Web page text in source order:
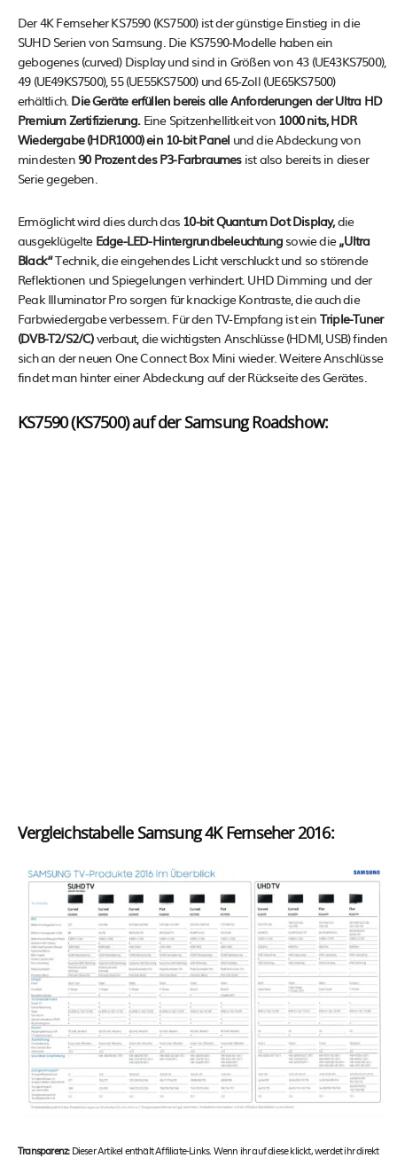
Der 4K Fernseher KS7590 (KS7500) ist der günstige Einstieg in die
SUHD Serien von Samsung. Die KS7590-Modelle haben ein
gebogenes (curved) Display und sind in Größen von 43 (UE43KS7500),
49 (UE49KS7500), 55 (UE55KS7500) und 65-Zoll (UE65KS7500)
erhältlich. Die Geräte erfüllen bereis alle Anforderungen der Ultra HD
Premium Zertifizierung.Eine Spitzenhellitkeit von 1000 nits, HDR
Wiedergabe (HDR1000) ein 10-bit Panel und die Abdeckung von
mindesten 90 Prozent des P3-Farbraumesist also bereits in dieser
Serie gegeben.
Ermöglicht wird dies durch das 10-bit Quantum Dot Display,die
ausgeklügelte Edge-LED-Hintergrundbeleuchtung sowie die„Ultra
Black“Technik, die eingehendes Licht verschluckt und so störende
Reflektionen und Spiegelungen verhindert. UHD Dimming und der
Peak Illuminator Pro sorgen für knackige Kontraste, die auch die
Farbwiedergabe verbessern. Für den TV-Empfang ist ein Triple-Tuner
(DVB-T2/S2/C)verbaut, die wichtigsten Anschlüsse (HDMI, USB) finden
sich an der neuen One Connect Box Mini wieder. Weitere Anschlüsse
findet man hinter einer Abdeckung auf der Rückseite des Gerätes.
KS7590 (KS7500) auf der Samsung Roadshow:
Vergleichstabelle Samsung 4K Fernseher 2016:
Transparenz:Dieser Artikel enthält Affiliate-Links. Wenn ihr auf diese klickt, werdet ihr direkt